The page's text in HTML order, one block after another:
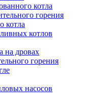
котла
горения
котла
котлов
на дровах
горения
насосов